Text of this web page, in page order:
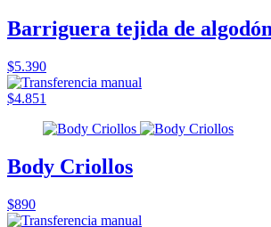
Barriguera tejida de
$5.390
$4.851
Body Criollos
$890